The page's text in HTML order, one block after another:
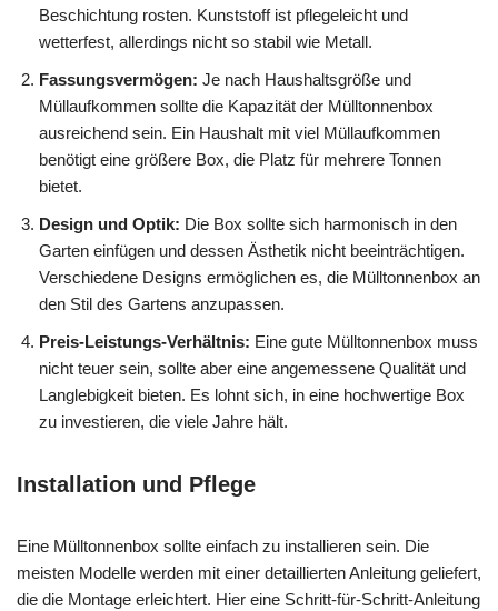
Beschichtung rosten. Kunststoff ist pflegeleicht und
wetterfest, allerdings nicht so stabil wie Metall.
Fassungsvermögen: Je nach Haushaltsgröße und
Müllaufkommen sollte die Kapazität der Mülltonnenbox
ausreichend sein. Ein Haushalt mit viel Müllaufkommen
benötigt eine größere Box, die Platz für mehrere Tonnen
bietet.
Design und Optik: Die Box sollte sich harmonisch in den
Garten einfügen und dessen Ästhetik nicht beeinträchtigen.
Verschiedene Designs ermöglichen es, die Mülltonnenbox an
den Stil des Gartens anzupassen.
Preis-Leistungs-Verhältnis: Eine gute Mülltonnenbox muss
nicht teuer sein, sollte aber eine angemessene Qualität und
Langlebigkeit bieten. Es lohnt sich, in eine hochwertige Box
zu investieren, die viele Jahre hält.
Installation und Pflege
Eine Mülltonnenbox sollte einfach zu installieren sein. Die
meisten Modelle werden mit einer detaillierten Anleitung geliefert,
die die Montage erleichtert. Hier eine Schritt-für-Schritt-Anleitung